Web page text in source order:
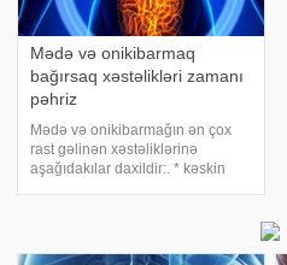
Mədə və onikibarmaq
bağırsaq xəstəlikləri zamanı
pəhriz
Mədə və onikibarmağın ən çox
rast gəlinən xəstəliklərinə
aşağıdakılar daxildir:. * kəskin